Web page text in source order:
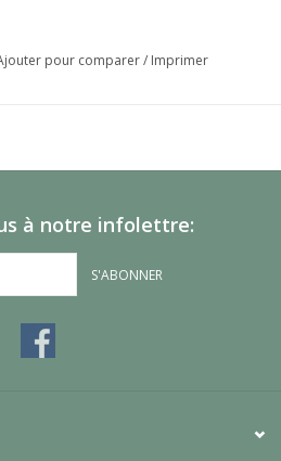
pour comparer/ Imprimer
à notre infolettre:
S'ABONNER